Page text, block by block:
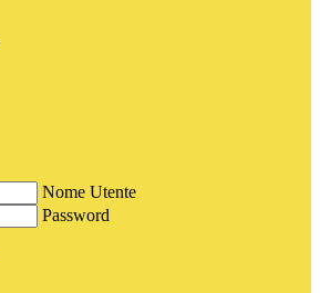
Nome Utente
Password